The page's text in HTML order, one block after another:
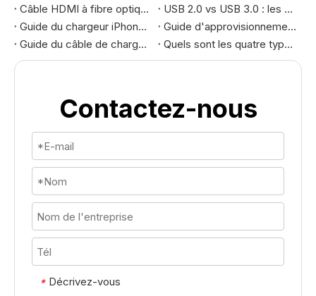
Câble HDMI à fibre optique vs. HDMI régulier
USB 2.0 vs USB 3.0 : les différences à connaître
Guide du chargeur iPhone 18 : où trouver l’usine chinoise
Guide d'approvisionnement OEM des chargeurs GaN 2026 : liste de contrôle complète des achats d'entreprise et de la conformité mondiale
Guide du câble de chargeur iPhone : USB-C vs Lightning
Quels sont les quatre types de cordons USB ?
Contactez-nous
* Décrivez-vous